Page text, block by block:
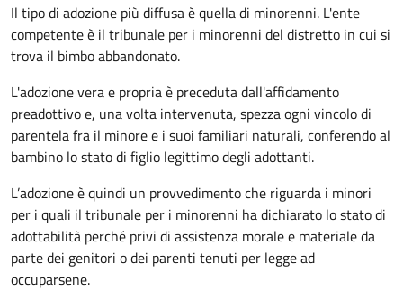
Il tipo di adozione più diffusa è quella di minorenni. L'ente
competente è il tribunale per i minorenni del distretto in cui si
trova il bimbo abbandonato.
L'adozione vera e propria è preceduta dall'affidamento
preadottivo e, una volta intervenuta, spezza ogni vincolo di
parentela fra il minore e i suoi familiari naturali, conferendo al
bambino lo stato di figlio legittimo degli adottanti.
L’adozione è quindi un provvedimento che riguarda i minori
per i quali il tribunale per i minorenni ha dichiarato lo stato di
adottabilità perché privi di assistenza morale e materiale da
parte dei genitori o dei parenti tenuti per legge ad
occuparsene.